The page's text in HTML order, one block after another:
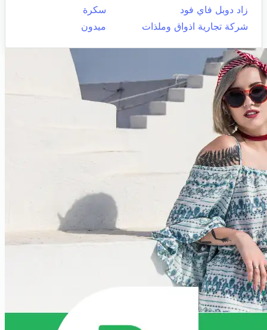
زاد دوبل فاي فود
سكرة
شركة تجارية اذواق وملذات
ميدون